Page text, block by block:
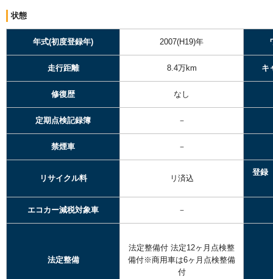
状態
年式(初度登録年) 2007(H19)年
走行距離 8.4万km キ
修復歴 なし
定期点検記録簿 －
禁煙車 －
リサイクル料 リ済込
登録
エコカー減税対象車 －
法定整備
法定整備付 法定12ヶ月点検整
備付※商用車は6ヶ月点検整備
付